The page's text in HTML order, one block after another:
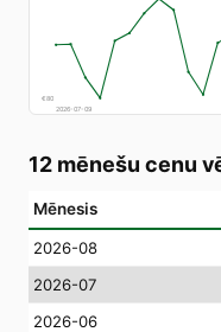
€80
2026-07-09
12 mēnešu cenu
Mēnesis
2026-08
2026-07
2026-06